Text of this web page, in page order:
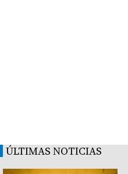
ÚLTIMAS NOTICIAS